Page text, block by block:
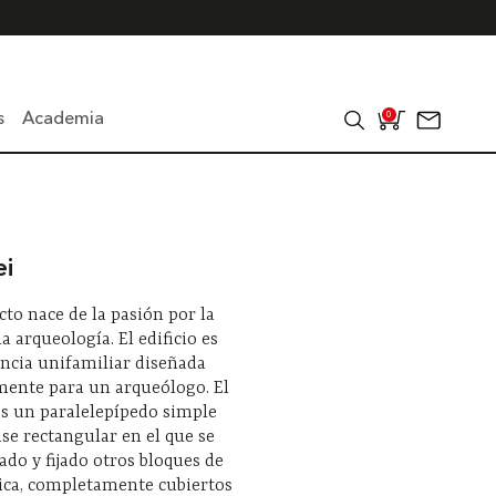
Academia 0
nace de la pasión por la
arqueología. El edificio es
unifamiliar diseñada
para un arqueólogo. El
un paralelepípedo simple
rectangular en el que se
y fijado otros bloques de
completamente cubiertos